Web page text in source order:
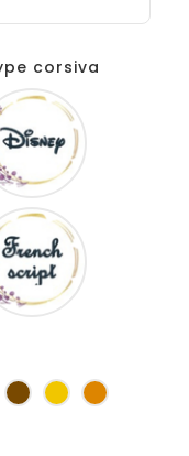
corsiva
MarronJaune
d'or
Orange